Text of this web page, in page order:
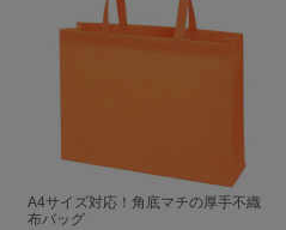
A4サイズ対応！角底マチの厚手不織
布バッグ